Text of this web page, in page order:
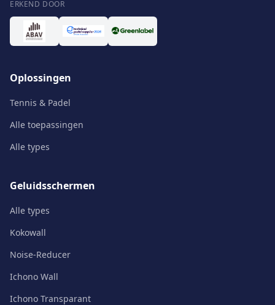
ERKEND DOOR
Oplossingen
Tennis & Padel
Alle toepassingen
Alle types
Geluidsschermen
Alle types
Kokowall
Noise-Reducer
Ichono Wall
Ichono Transparant